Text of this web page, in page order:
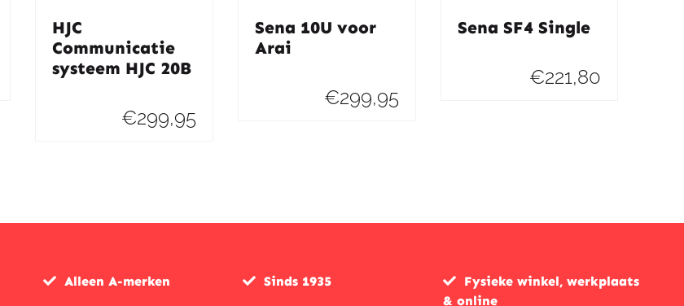
HJC
Communicatie
systeem HJC 20B
€299,95
Sena 10U voor
Arai
€299,95
Sena SF4 Single
€221,80
Alleen A-merken Sinds 1935
Fysieke winkel, werkplaats
& online